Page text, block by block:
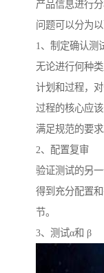
产品信息进行
问题可以分为
1、制定确认测
无论进行何种
计划和过程，
过程的核心应
满足规范的要求
2、配置复审
验证测试的另
得到充分配置
节。
3、测试α和 β